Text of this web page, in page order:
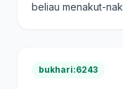
beliau menakut-
bukhari:6243